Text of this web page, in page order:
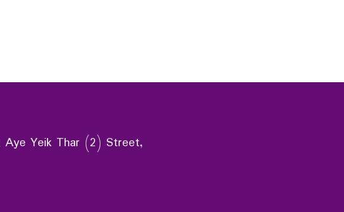
Aye Yeik Thar (2) Street,